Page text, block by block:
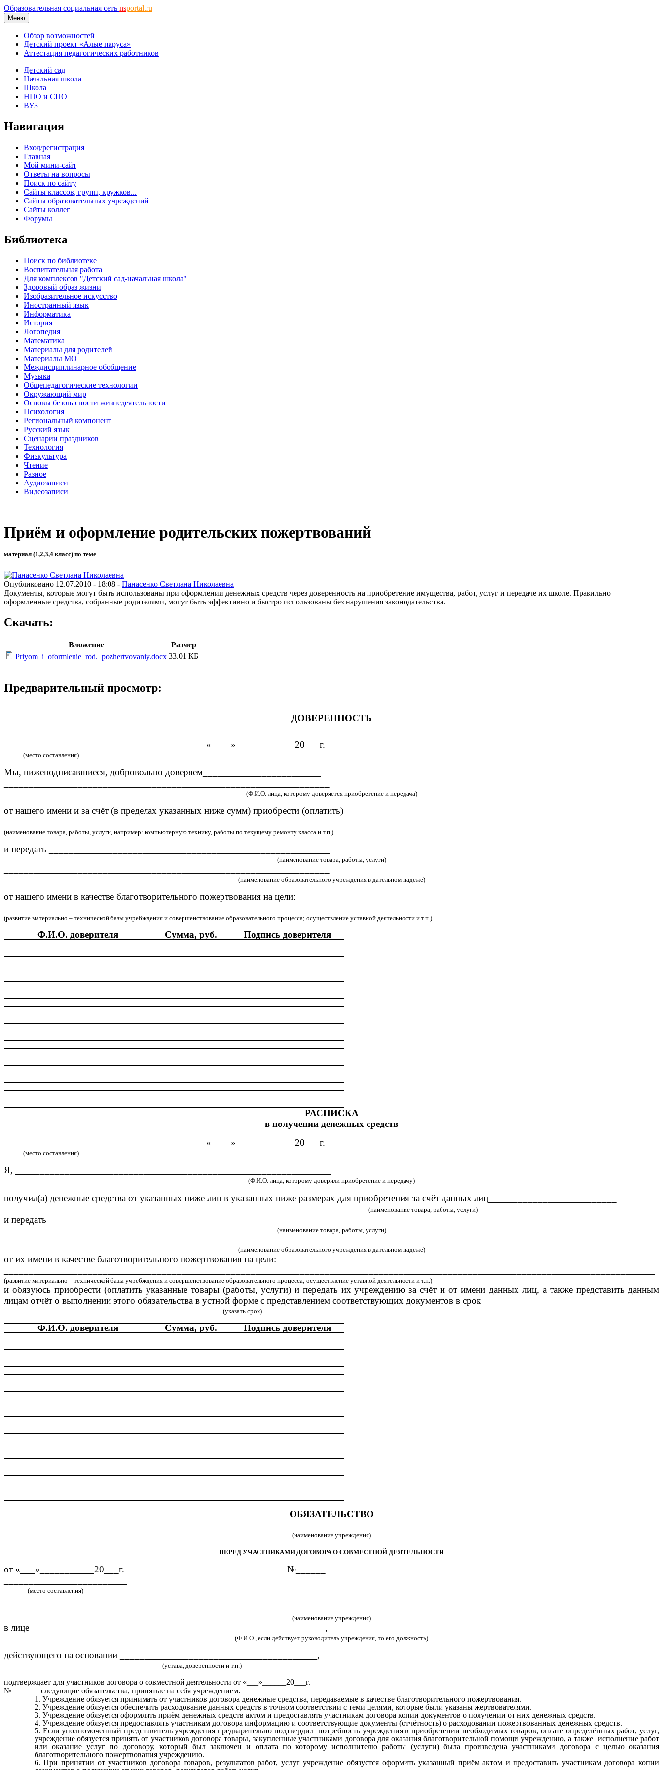
Образовательная социальная сеть nsportal.ru
Меню
Обзор возможностей
Детский проект «Алые паруса»
Аттестация педагогических работников
Детский сад
Начальная школа
Школа
НПО и СПО
ВУЗ
Навигация
Вход/регистрация
Главная
Мой мини-сайт
Ответы на вопросы
Поиск по сайту
Сайты классов, групп, кружков...
Сайты образовательных учреждений
Сайты коллег
Форумы
Библиотека
Поиск по библиотеке
Воспитательная работа
Для комплексов "Детский сад-начальная школа"
Здоровый образ жизни
Изобразительное искусство
Иностранный язык
Информатика
История
Логопедия
Математика
Материалы для родителей
Материалы МО
Междисциплинарное обобщение
Музыка
Общепедагогические технологии
Окружающий мир
Основы безопасности жизнедеятельности
Психология
Региональный компонент
Русский язык
Сценарии праздников
Технология
Физкультура
Чтение
Разное
Аудиозаписи
Видеозаписи
Приём и оформление родительских пожертвований
материал (1,2,3,4 класс) по теме
Опубликовано 12.07.2010 - 18:08 - Панасенко Светлана Николаевна
Документы, которые могут быть использованы при оформлении денежных средств через доверенность на приобретение имущества, работ, услуг и передаче их школе. Правильно
оформленные средства, собранные родителями, могут быть эффективно и быстро использованы без нарушения законодательства.
Скачать:
Вложение
Размер
Priyom_i_oformlenie_rod._pozhertvovaniy.docx 33.01 КБ
Предварительный просмотр:
ДОВЕРЕННОСТЬ
_________________________ «____»____________20___г.
(место составления)
Мы, нижеподписавшиеся, добровольно доверяем________________________
(Ф.И.О. лица, которому доверяется приобретение и передача)
от нашего имени и за счёт (в пределах указанных ниже сумм) приобрести (оплатить)
(наименование товара, работы, услуги, например: компьютерную технику, работы по текущему ремонту класса и т.п.)
и передать _________________________________________________________
(наименование товара, работы, услуги)
(наименование образовательного учреждения в дательном падеже)
от нашего имени в качестве благотворительного пожертвования на цели:
(развитие материально – технической базы учре6ждения и совершенствование образовательного процесса; осуществление уставной деятельности и т.п.)
Ф.И.О. доверителя Сумма, руб. Подпись доверителя
РАСПИСКА
в получении денежных средств
_________________________ «____»____________20___г.
(место составления)
Я, ________________________________________________________________
(Ф.И.О. лица, которому доверили приобретение и передачу)
получил(а) денежные средства от указанных ниже лиц в указанных ниже размерах для приобретения за счёт данных лиц__________________________
(наименование товара, работы, услуги)
и передать _________________________________________________________
(наименование товара, работы, услуги)
(наименование образовательного учреждения в дательном падеже)
от их имени в качестве благотворительного пожертвования на цели:
(развитие материально – технической базы учре6ждения и совершенствование образовательного процесса; осуществление уставной деятельности и т.п.)
и обязуюсь приобрести (оплатить указанные товары (работы, услуги) и передать их учреждению за счёт и от имени данных лиц, а также представить данным
лицам отчёт о выполнении этого обязательства в устной форме с представлением соответствующих документов в срок ____________________
(указать срок)
Ф.И.О. доверителя Сумма, руб. Подпись доверителя
ОБЯЗАТЕЛЬСТВО
(наименование учреждения)
ПЕРЕД УЧАСТНИКАМИ ДОГОВОРА О СОВМЕСТНОЙ ДЕЯТЕЛЬНОСТИ
от «___»___________20___г. №______
(место составления)
(наименование учреждения)
в лице____________________________________________________________,
(Ф.И.О., если действует руководитель учреждения, то его должность)
действующего на основании ________________________________________,
(устава, доверенности и т.п.)
подтверждает для участников договора о совместной деятельности от «___»______20___г.
№_______ следующие обязательства, принятые на себя учреждением:
Учреждение обязуется принимать от участников договора денежные средства, передаваемые в качестве благотворительного пожертвования.
Учреждение обязуется обеспечить расходование данных средств в точном соответствии с теми целями, которые были указаны жертвователями.
Учреждение обязуется оформлять приём денежных средств актом и предоставлять участникам договора копии документов о получении от них денежных средств.
Учреждение обязуется предоставлять участникам договора информацию и соответствующие документы (отчётность) о расходовании пожертвованных денежных средств.
Если уполномоченный представитель учреждения предварительно подтвердил потребность учреждения в приобретении необходимых товаров, оплате определённых работ, услуг,
учреждение обязуется принять от участников договора товары, закупленные участниками договора для оказания благотворительной помощи учреждению, а также исполнение работ
или оказание услуг по договору, который был заключен и оплата по которому исполнителю работы (услуги) была произведена участниками договора с целью оказания
благотворительного пожертвования учреждению.
При принятии от участников договора товаров, результатов работ, услуг учреждение обязуется оформить указанный приём актом и предоставить участникам договора копии